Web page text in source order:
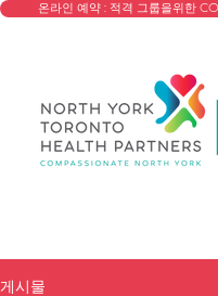
온라인 예약 : 적격 그룹을위한
게시물